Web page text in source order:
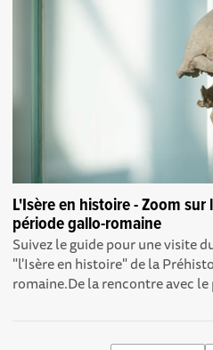
L'Isère en histoire - Zoom
période gallo-romaine
Suivez le guide pour une visite
"l'Isère en histoire" de la
romaine.De la rencontre avec le